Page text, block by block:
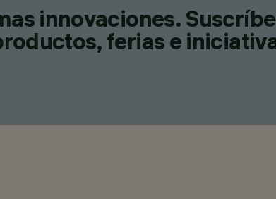
innovaciones.
ferias e